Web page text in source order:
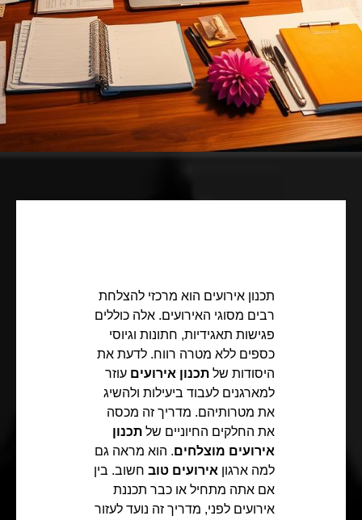
תכנון אירועים הוא מרכזי להצלחת
רבים מסוגי האירועים. אלה כוללים
פגישות תאגידיות, חתונות וגיוסי
כספים ללא מטרה רווח. לדעת את
היסודות של תכנון אירועים עוזר
למארגנים לעבוד ביעילות ולהשיג
את מטרותיהם. מדריך זה מכסה
את החלקים החיוניים של תכנון
אירועים מוצלחים. הוא מראה גם
למה ארגון אירועים טוב חשוב. בין
אם אתה מתחיל או כבר תכננת
אירועים לפני, מדריך זה נועד לעזור